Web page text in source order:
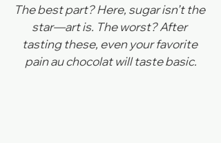
The best part? Here, sugar isn’t the
star—art is. The worst? After
tasting these, even your favorite
pain au chocolat will taste basic.